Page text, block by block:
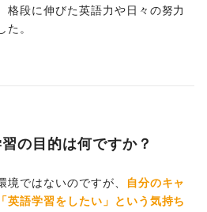
格段に伸びた英語力や日々の努力
た。
の目的は何ですか？
ではないのですが、
自分のキャ
英語学習をしたい」という気持ち